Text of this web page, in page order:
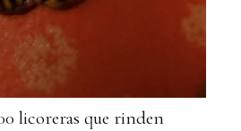
licoreras que rinden